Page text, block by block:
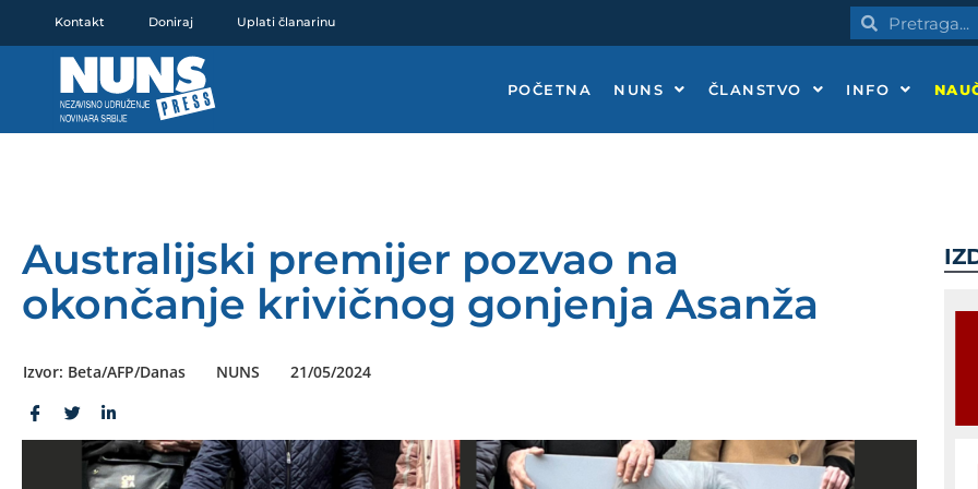
Kontakt Doniraj Uplati članarinu PretragaPretraga
POČETNA NUNS ČLANSTVO INFO
Australijski premijer pozvao na
okončanje krivičnog gonjenja Asanža
Izvor: Beta/AFP/Danas NUNS 21/05/2024